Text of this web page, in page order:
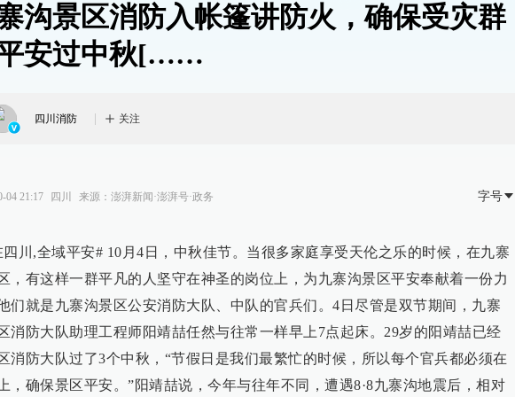
沟景区消防入帐篷讲防火，确保受灾群
安过中秋[……
四川消防 关注
04 21:17 四川 来源： 澎湃新闻·澎湃号·政务 字号
四川,全域平安# 10月4日，中秋佳节。当很多家庭享受天伦之乐的时候，在九寨
，有这样一群平凡的人坚守在神圣的岗位上，为九寨沟景区平安奉献着一份力
们就是九寨沟景区公安消防大队、中队的官兵们。4日尽管是双节期间，九寨
消防大队助理工程师阳靖喆任然与往常一样早上7点起床。29岁的阳靖喆已经
消防大队过了3个中秋，“节假日是我们最繁忙的时候，所以每个官兵都必须在
，确保景区平安。”阳靖喆说，今年与往年不同，遭遇8·8九寨沟地震后，相对